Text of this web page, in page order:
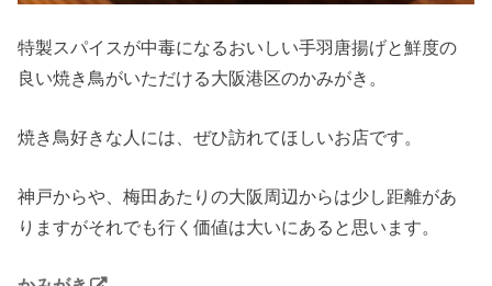
特製スパイスが中毒になるおいしい手羽唐揚げと鮮度の
良い焼き鳥がいただける大阪港区のかみがき。
焼き鳥好きな人には、ぜひ訪れてほしいお店です。
神戸からや、梅田あたりの大阪周辺からは少し距離があ
りますがそれでも行く価値は大いにあると思います。